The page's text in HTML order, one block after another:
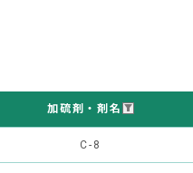
加硫剤・剤名
C-8